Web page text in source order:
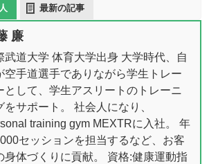
最新の記事
廉
武道大学 体育大学出身 大学時代、自
空手道選手でありながら学生トレー
として、学生アスリートのトレーニ
をサポート。 社会人になり、
training gym MEXTRに入社。 年
セッションを担当するなど、お客
身体づくりに貢献。 資格:健康運動指